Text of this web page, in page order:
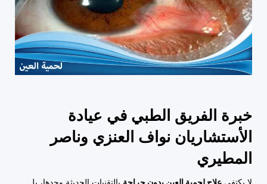
خبرة الفريق الطبي في عيادة
الأستشاريان نواف العنزي وناصر
المطيري